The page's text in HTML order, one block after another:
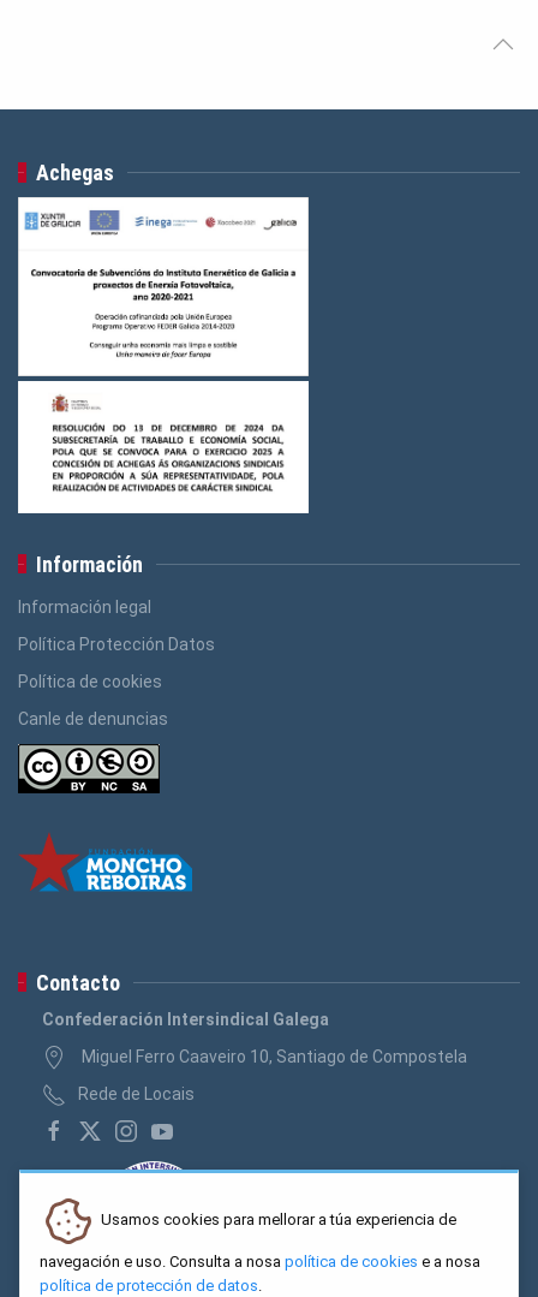
Achegas
Información
Información legal
Política Protección Datos
Política de cookies
Canle de denuncias
Contacto
Confederación Intersindical Galega
Miguel Ferro Caaveiro 10, Santiago de Compostela
Rede de Locais
Usamos cookies para mellorar a túa experiencia de
navegación e uso. Consulta a nosa política de cookies e a nosa
política de protección de datos.